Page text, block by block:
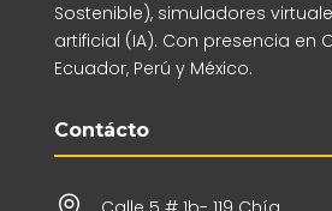
Sostenible), simuladores
artificial (IA). Con presencia en
Ecuador, Perú y México.
Contácto